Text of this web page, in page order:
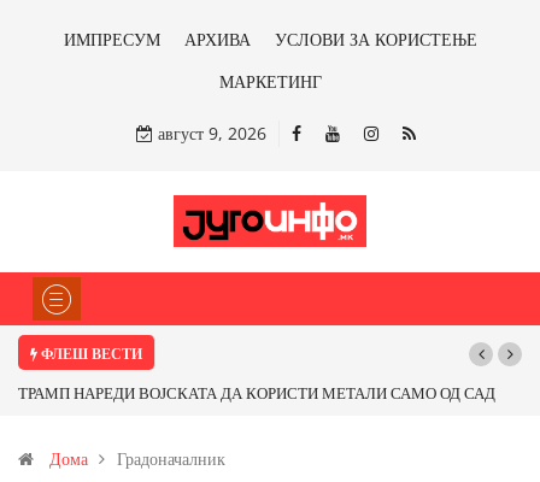
ИМПРЕСУМ АРХИВА
УСЛОВИ ЗА КОРИСТЕЊЕ
МАРКЕТИНГ
август 9, 2026
ФЛЕШ ВЕСТИ
ТРАМП НАРЕДИ ВОЈСКАТА ДА КОРИСТИ МЕТАЛИ САМО ОД САД
Иловица и со антимонот?
Дома Градоначалник